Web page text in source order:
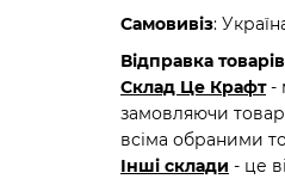
Самовивіз:
Відправка
Склад Це Крафт-
замовляючи
всіма обраними
Інші склади - це